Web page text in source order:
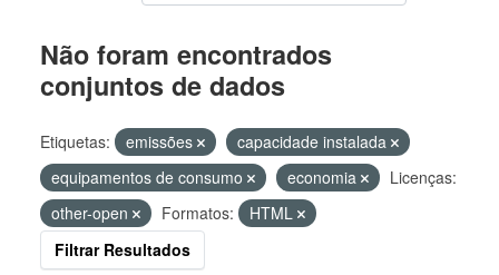
Não foram encontrados
conjuntos de dados
Etiquetas: emissões
capacidade instalada
equipamentos de consumo
economia
Licenças:
other-open
Formatos:
HTML
Filtrar Resultados